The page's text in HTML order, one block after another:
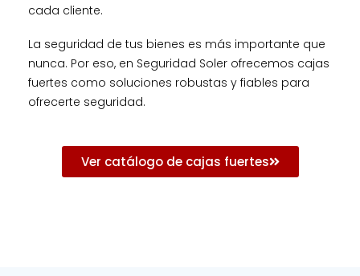
cada cliente.
La seguridad de tus bienes es más importante que
nunca. Por eso, en Seguridad Soler ofrecemos cajas
fuertes como soluciones robustas y fiables para
ofrecerte seguridad.
Ver catálogo de cajas fuertes